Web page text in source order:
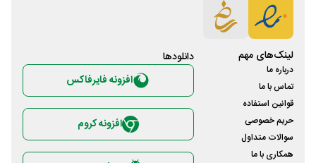
لینک‌های مهم
درباره ما
تماس با ما
قوانین استفاده
حریم خصوصی
سوالات متداول
همکاری با ما
دانلود‌ها
افزونه فایرفاکس
افزونه کروم